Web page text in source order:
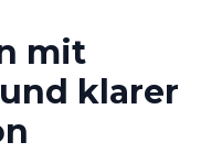
mit
klarer